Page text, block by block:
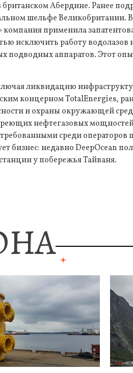
Абердине. Ранее
шельфе Великобритании.
применила
исключить работу водолазов
аппаратов. Этот
ликвидацию
концерном TotalEnergies,
и охраны окружающей
нефтегазовых
среди
бизнес: недавно DeepOcean
у побережья Тайваня.